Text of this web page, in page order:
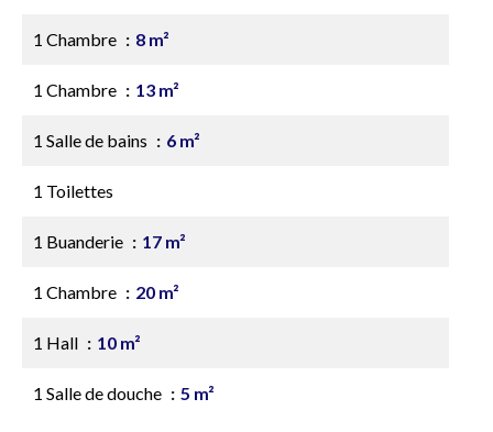
1 Chambre 8 m²
1 Chambre 13 m²
1 Salle de bains 6 m²
1 Toilettes
1 Buanderie 17 m²
1 Chambre 20 m²
1 Hall 10 m²
1 Salle de douche 5 m²